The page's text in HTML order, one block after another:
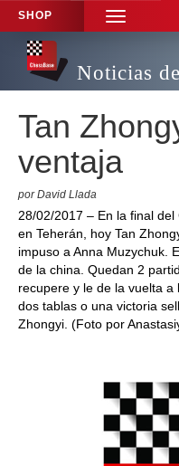
SHOP
TOGGLE
NAVIGATION
Noticias
Tan
ventaja
por David Llada
28/02/2017 – En la final
en Teherán, hoy Tan
impuso a Anna Muzychuk.
de la china. Quedan 2
recupere y le de la vuelta a
dos tablas o una victoria
Zhongyi. (Foto por